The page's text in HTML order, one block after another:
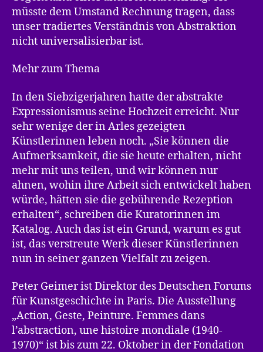
müsste dem Umstand Rechnung tragen, dass
unser tradiertes Verständnis von Abstraktion
nicht universalisierbar ist.
Mehr zum Thema
In den Siebzigerjahren hatte der abstrakte
Expressionismus seine Hochzeit erreicht. Nur
sehr wenige der in Arles gezeigten
Künstlerinnen leben noch. „Sie können die
Aufmerksamkeit, die sie heute erhalten, nicht
mehr mit uns teilen, und wir können nur
ahnen, wohin ihre Arbeit sich entwickelt haben
würde, hätten sie die gebührende Rezeption
erhalten“, schreiben die Kuratorinnen im
Katalog. Auch das ist ein Grund, warum es gut
ist, das verstreute Werk dieser Künstlerinnen
nun in seiner ganzen Vielfalt zu zeigen.
Peter Geimer ist Direktor des Deutschen Forums
für Kunstgeschichte in Paris. Die Ausstellung
„Action, Geste, Peinture. Femmes dans
l’abstraction, une histoire mondiale (1940-
1970)“ ist bis zum 22. Oktober in der Fondation